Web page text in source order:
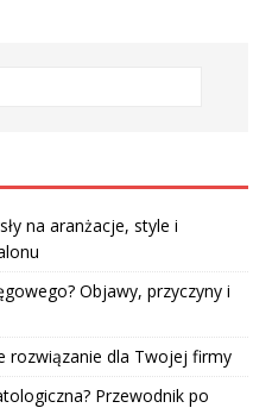
na aranżacje, style i
Objawy, przyczyny i
rozwiązanie dla Twojej firmy
Przewodnik po